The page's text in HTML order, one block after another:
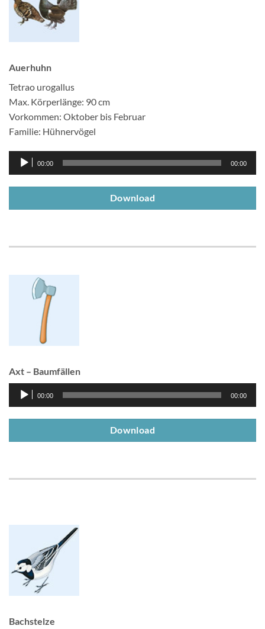
Auerhuhn
Tetrao urogallus
Max. Körperlänge: 90 cm
Vorkommen: Oktober bis Februar
Familie: Hühnervögel
Audio-
Player
00:00 00:00
Download
Axt – Baumfällen
Audio-
Player
00:00 00:00
Download
Bachstelze